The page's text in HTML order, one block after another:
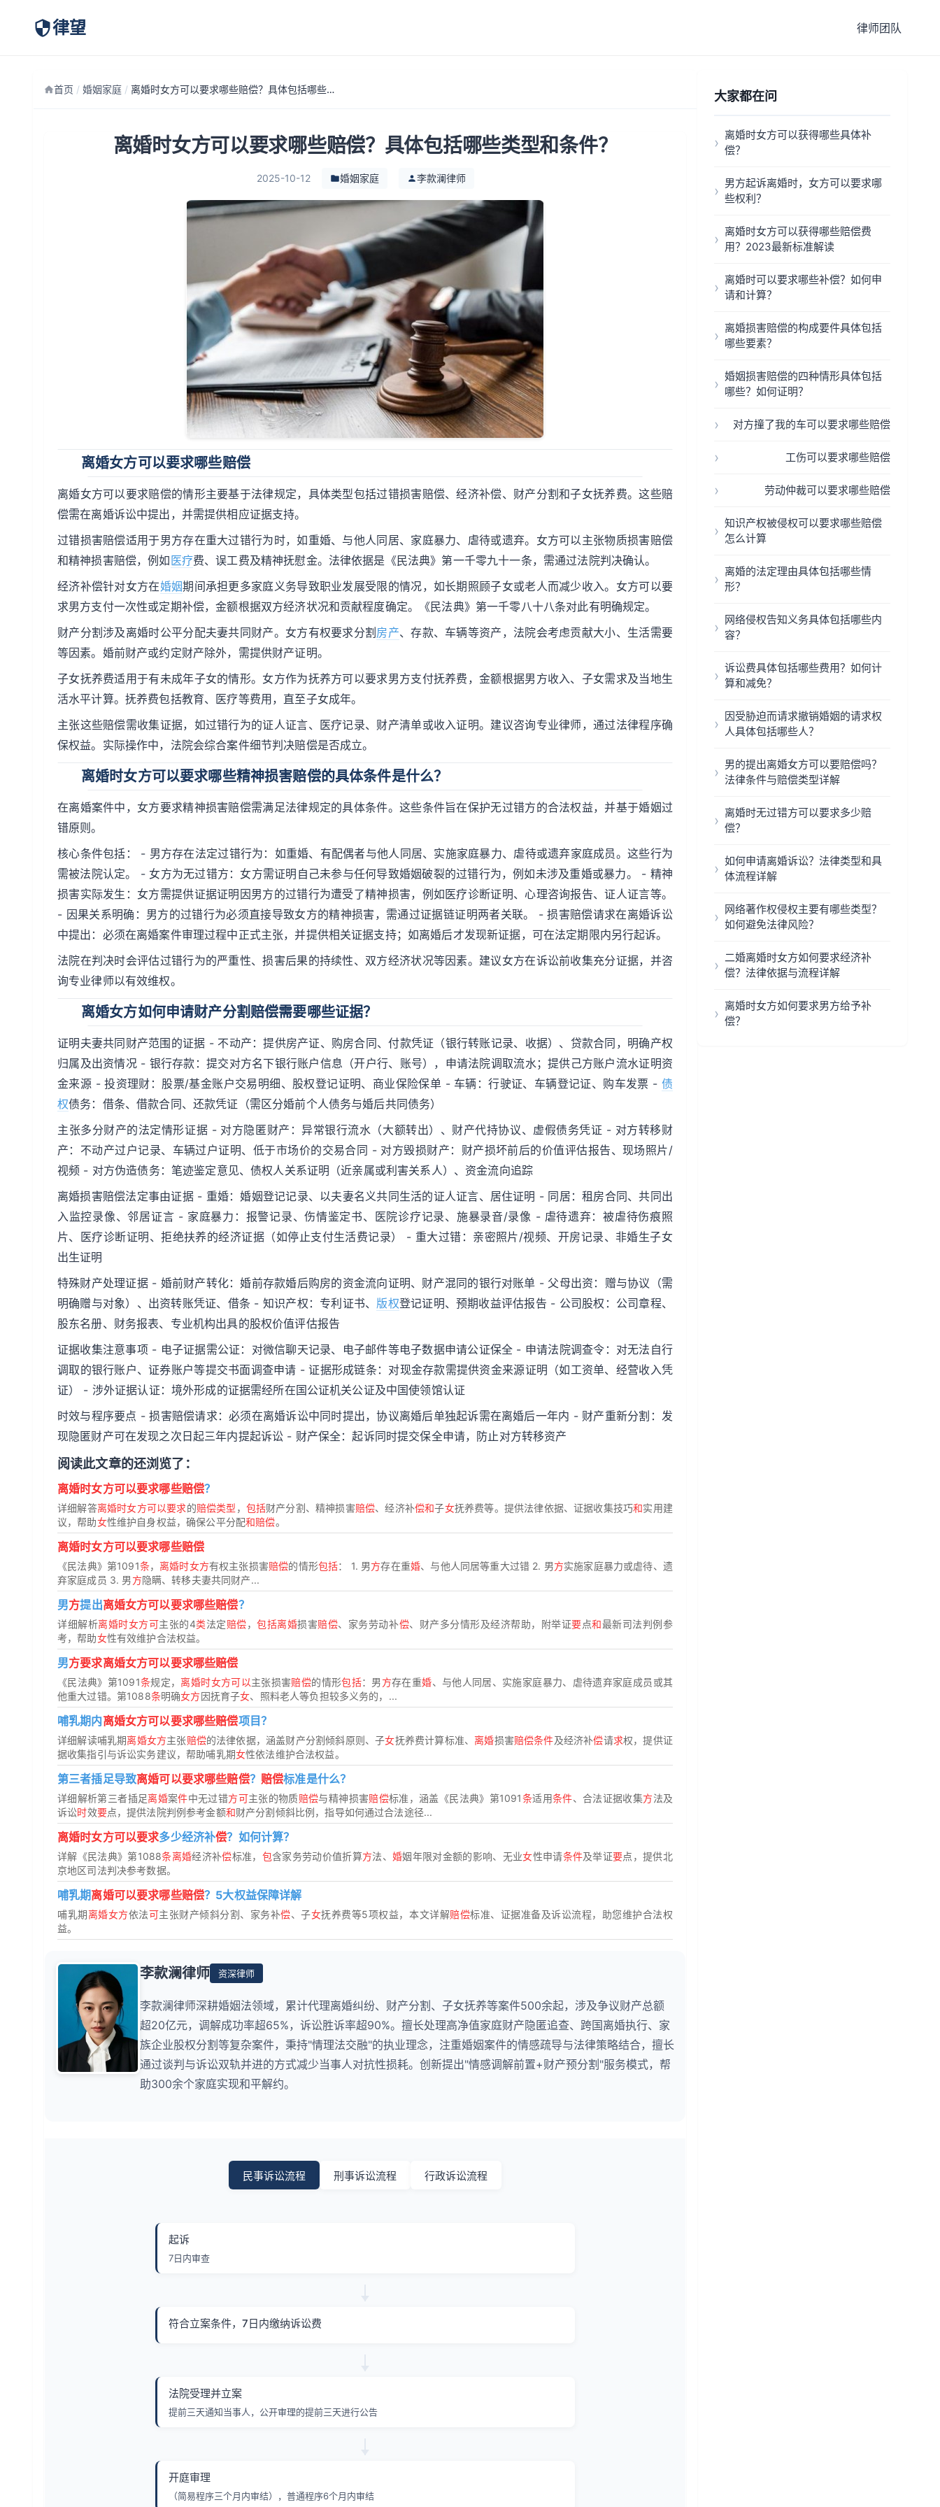
律望 律师团队
首页 / 婚姻家庭 / 离婚时女方可以要求哪些赔偿？具体包括哪些类型和条件？
离婚时女方可以要求哪些赔偿？具体包括哪些类型和条件？
2025-10-12 婚姻家庭 李款澜律师
离婚女方可以要求哪些赔偿
离婚女方可以要求赔偿的情形主要基于法律规定，具体类型包括过错损害赔偿、经济补偿、财产分割和子女抚养费。这些赔
偿需在离婚诉讼中提出，并需提供相应证据支持。
过错损害赔偿适用于男方存在重大过错行为时，如重婚、与他人同居、家庭暴力、虐待或遗弃。女方可以主张物质损害赔偿
和精神损害赔偿，例如 医疗费、误工费及精神抚慰金。法律依据是《民法典》第一千零九十一条，需通过法院判决确认。
经济补偿针对女方在婚姻期间承担更多家庭义务导致职业发展受限的情况，如长期照顾子女或老人而减少收入。女方可以要
求男方支付一次性或定期补偿，金额根据双方经济状况和贡献程度确定。《民法典》第一千零八十八条对此有明确规定。
财产分割涉及离婚时公平分配夫妻共同财产。女方有权要求分割 房产、存款、车辆等资产，法院会考虑贡献大小、生活需要
等因素。婚前财产或约定财产除外，需提供财产证明。
子女抚养费适用于有未成年子女的情形。女方作为抚养方可以要求男方支付抚养费，金额根据男方收入、子女需求及当地生
活水平计算。抚养费包括教育、医疗等费用，直至子女成年。
主张这些赔偿需收集证据，如过错行为的证人证言、医疗记录、财产清单或收入证明。建议咨询专业律师，通过法律程序确
保权益。实际操作中，法院会综合案件细节判决赔偿是否成立。
离婚时女方可以要求哪些精神损害赔偿的具体条件是什么？
在离婚案件中，女方要求精神损害赔偿需满足法律规定的具体条件。这些条件旨在保护无过错方的合法权益，并基于婚姻过
错原则。
核心条件包括： - 男方存在法定过错行为：如重婚、有配偶者与他人同居、实施家庭暴力、虐待或遗弃家庭成员。这些行为
需被法院认定。 - 女方为无过错方：女方需证明自己未参与任何导致婚姻破裂的过错行为，例如未涉及重婚或暴力。 - 精神
损害实际发生：女方需提供证据证明因男方的过错行为遭受了精神损害，例如医疗诊断证明、心理咨询报告、证人证言等。
- 因果关系明确：男方的过错行为必须直接导致女方的精神损害，需通过证据链证明两者关联。 - 损害赔偿请求在离婚诉讼
中提出：必须在离婚案件审理过程中正式主张，并提供相关证据支持；如离婚后才发现新证据，可在法定期限内另行起诉。
法院在判决时会评估过错行为的严重性、损害后果的持续性、双方经济状况等因素。建议女方在诉讼前收集充分证据，并咨
询专业律师以有效维权。
离婚女方如何申请财产分割赔偿需要哪些证据？
证明夫妻共同财产范围的证据 - 不动产：提供房产证、购房合同、付款凭证（银行转账记录、收据）、贷款合同，明确产权
归属及出资情况 - 银行存款：提交对方名下银行账户信息（开户行、账号），申请法院调取流水；提供己方账户流水证明资
金来源 - 投资理财：股票/基金账户交易明细、股权登记证明、商业保险保单 - 车辆：行驶证、车辆登记证、购车发票 - 债
权债务：借条、借款合同、还款凭证（需区分婚前个人债务与婚后共同债务）
主张多分财产的法定情形证据 - 对方隐匿财产：异常银行流水（大额转出）、财产代持协议、虚假债务凭证 - 对方转移财
产：不动产过户记录、车辆过户证明、低于市场价的交易合同 - 对方毁损财产：财产损坏前后的价值评估报告、现场照片/
视频 - 对方伪造债务：笔迹鉴定意见、债权人关系证明（近亲属或利害关系人）、资金流向追踪
离婚损害赔偿法定事由证据 - 重婚：婚姻登记记录、以夫妻名义共同生活的证人证言、居住证明 - 同居：租房合同、共同出
入监控录像、邻居证言 - 家庭暴力：报警记录、伤情鉴定书、医院诊疗记录、施暴录音/录像 - 虐待遗弃：被虐待伤痕照
片、医疗诊断证明、拒绝扶养的经济证据（如停止支付生活费记录） - 重大过错：亲密照片/视频、开房记录、非婚生子女
出生证明
特殊财产处理证据 - 婚前财产转化：婚前存款婚后购房的资金流向证明、财产混同的银行对账单 - 父母出资：赠与协议（需
明确赠与对象）、出资转账凭证、借条 - 知识产权：专利证书、 版权登记证明、预期收益评估报告 - 公司股权：公司章程、
股东名册、财务报表、专业机构出具的股权价值评估报告
证据收集注意事项 - 电子证据需公证：对微信聊天记录、电子邮件等电子数据申请公证保全 - 申请法院调查令：对无法自行
调取的银行账户、证券账户等提交书面调查申请 - 证据形成链条：对现金存款需提供资金来源证明（如工资单、经营收入凭
证） - 涉外证据认证：境外形成的证据需经所在国公证机关公证及中国使领馆认证
时效与程序要点 - 损害赔偿请求：必须在离婚诉讼中同时提出，协议离婚后单独起诉需在离婚后一年内 - 财产重新分割：发
现隐匿财产可在发现之次日起三年内提起诉讼 - 财产保全：起诉同时提交保全申请，防止对方转移资产
阅读此文章的还浏览了：
离婚时女方可以要求哪些赔偿？
详细解答离婚时女方可以要求的赔偿类型 ， 包括财产分割、精神损害赔偿、经济补偿和子女抚养费等。提供法律依据、证据收集技巧和实用建
议，帮助女性维护自身权益，确保公平分配和赔偿。
离婚时女方可以要求哪些赔偿
《民法典》第1091条， 离婚时女方有权主张损害赔偿的情形包括： 1. 男方存在重婚、与他人同居等重大过错 2. 男方实施家庭暴力或虐待、遗
弃家庭成员 3. 男方隐瞒、转移夫妻共同财产...
男方提出离婚女方可以要求哪些赔偿？
详细解析离婚时女方可主张的4类法定赔偿，包括离婚损害赔偿、家务劳动补偿、财产多分情形及经济帮助，附举证要点和最新司法判例参
考，帮助女性有效维护合法权益。
男方要求离婚女方可以要求哪些赔偿
《民法典》第1091条规定， 离婚时女方可以主张损害赔偿的情形包括：男方存在重婚、与他人同居、实施家庭暴力、虐待遗弃家庭成员或其
他重大过错。第1088条明确女方因抚育子女、照料老人等负担较多义务的，...
哺乳期内离婚女方可以要求哪些赔偿项目？
详细解读哺乳期离婚女方主张赔偿的法律依据，涵盖财产分割倾斜原则、子女抚养费计算标准、 离婚损害赔偿条件及经济补偿请求权，提供证
据收集指引与诉讼实务建议，帮助哺乳期女性依法维护合法权益。
第三者插足导致离婚可以要求哪些赔偿？ 赔偿标准是什么？
详细解析第三者插足离婚案件中无过错方可主张的物质赔偿与精神损害赔偿标准，涵盖《民法典》第1091条适用条件、合法证据收集方法及
诉讼时效要点，提供法院判例参考金额和财产分割倾斜比例，指导如何通过合法途径...
离婚时女方可以要求多少经济补偿？如何计算？
详解《民法典》第1088条离婚经济补偿标准， 包含家务劳动价值折算方法、 婚姻年限对金额的影响、无业女性申请条件及举证要点，提供北
京地区司法判决参考数据。
哺乳期离婚可以要求哪些赔偿？5大权益保障详解
哺乳期离婚女方依法可主张财产倾斜分割、家务补偿、子女抚养费等5项权益，本文详解赔偿标准、证据准备及诉讼流程，助您维护合法权
益。
李款澜律师 资深律师
李款澜律师深耕婚姻法领域，累计代理离婚纠纷、财产分割、子女抚养等案件500余起，涉及争议财产总额
超20亿元，调解成功率超65%，诉讼胜诉率超90%。擅长处理高净值家庭财产隐匿追查、跨国离婚执行、家
族企业股权分割等复杂案件，秉持"情理法交融"的执业理念，注重婚姻案件的情感疏导与法律策略结合，擅长
通过谈判与诉讼双轨并进的方式减少当事人对抗性损耗。创新提出"情感调解前置+财产预分割"服务模式，帮
助300余个家庭实现和平解约。
民事诉讼流程 刑事诉讼流程 行政诉讼流程
起诉
7日内审查
符合立案条件，7日内缴纳诉讼费
法院受理并立案
提前三天通知当事人，公开审理的提前三天进行公告
开庭审理
（简易程序三个月内审结），普通程序6个月内审结
大家都在问
离婚时女方可以获得哪些具体补
偿？
男方起诉离婚时，女方可以要求哪
些权利？
离婚时女方可以获得哪些赔偿费
用？2023最新标准解读
离婚时可以要求哪些补偿？如何申
请和计算？
离婚损害赔偿的构成要件具体包括
哪些要素？
婚姻损害赔偿的四种情形具体包括
哪些？如何证明？
对方撞了我的车可以要求哪些赔偿
工伤可以要求哪些赔偿
劳动仲裁可以要求哪些赔偿
知识产权被侵权可以要求哪些赔偿
怎么计算
离婚的法定理由具体包括哪些情
形？
网络侵权告知义务具体包括哪些内
容？
诉讼费具体包括哪些费用？如何计
算和减免？
因受胁迫而请求撤销婚姻的请求权
人具体包括哪些人？
男的提出离婚女方可以要赔偿吗？
法律条件与赔偿类型详解
离婚时无过错方可以要求多少赔
偿？
如何申请离婚诉讼？法律类型和具
体流程详解
网络著作权侵权主要有哪些类型？
如何避免法律风险？
二婚离婚时女方如何要求经济补
偿？法律依据与流程详解
离婚时女方如何要求男方给予补
偿？